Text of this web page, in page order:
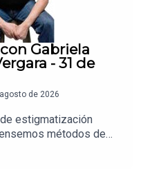
Gabriela
- 31 de
de 2026
estigmatización
métodos de
vía
julioastilleroEnl